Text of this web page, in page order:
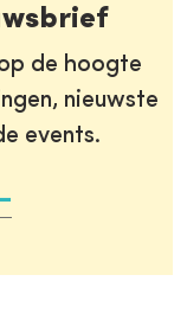
de hoogte
nieuwste
events.